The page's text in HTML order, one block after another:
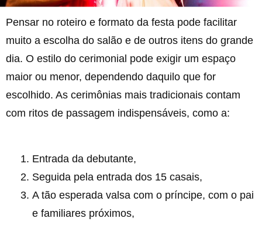
Pensar no roteiro e formato da festa pode facilitar
muito a escolha do salão e de outros itens do grande
dia. O estilo do cerimonial pode exigir um espaço
maior ou menor, dependendo daquilo que for
escolhido. As cerimônias mais tradicionais contam
com ritos de passagem indispensáveis, como a:
Entrada da debutante,
Seguida pela entrada dos 15 casais,
A tão esperada valsa com o príncipe, com o pai
e familiares próximos,